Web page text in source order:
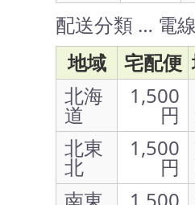
配送分類 … 電
地域
宅配便
北海
道
1,500
円
北東
北
1,500
円